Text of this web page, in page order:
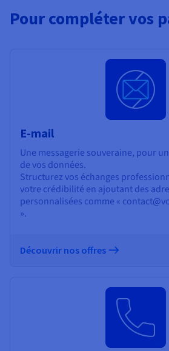
Pour compléter vos
E-mail
Une messagerie souveraine, pour
de vos données.
Structurez vos échanges
votre crédibilité en ajoutant des
personnalisées comme «
».
Découvrir nos offres